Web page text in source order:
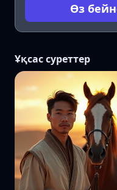
Өз
Ұқсас суреттер